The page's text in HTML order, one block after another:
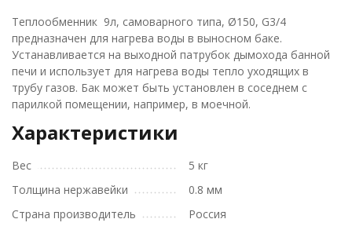
Теплообменник 9л, самоварного типа, Ø150, G3/4
предназначен для нагрева воды в выносном баке.
Устанавливается на выходной патрубок дымохода банной
печи и использует для нагрева воды тепло уходящих в
трубу газов. Бак может быть установлен в соседнем с
парилкой помещении, например, в моечной.
Характеристики
Вес
5 кг
Толщина нержавейки
0.8 мм
Страна производитель
Россия